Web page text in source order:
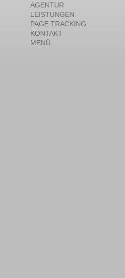
AGENTUR
LEISTUNGEN
PAGE TRACKING
KONTAKT
MENÜ